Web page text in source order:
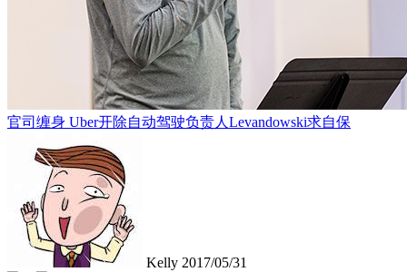
官司缠身 Uber开除自动驾驶负责人Levandowski求自保
Kelly 2017/05/31